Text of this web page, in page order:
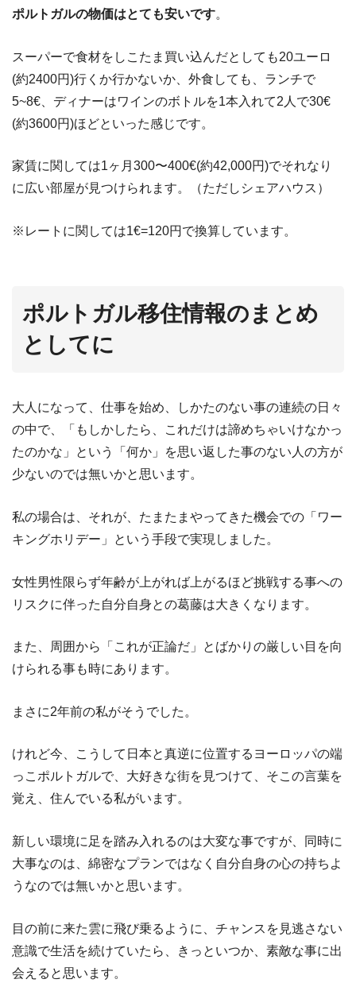
ポルトガルの物価はとても安いです。
スーパーで食材をしこたま買い込んだとしても20ユーロ
(約2400円)行くか行かないか、外食しても、ランチで
5~8€、ディナーはワインのボトルを1本入れて2人で30€
(約3600円)ほどといった感じです。
家賃に関しては1ヶ月300〜400€(約42,000円)でそれなり
に広い部屋が見つけられます。（ただしシェアハウス）
※レートに関しては1€=120円で換算しています。
ポルトガル移住情報のまとめ
としてに
大人になって、仕事を始め、しかたのない事の連続の日々
の中で、「もしかしたら、これだけは諦めちゃいけなかっ
たのかな」という「何か」を思い返した事のない人の方が
少ないのでは無いかと思います。
私の場合は、それが、たまたまやってきた機会での「ワー
キングホリデー」という手段で実現しました。
女性男性限らず年齢が上がれば上がるほど挑戦する事への
リスクに伴った自分自身との葛藤は大きくなります。
また、周囲から「これが正論だ」とばかりの厳しい目を向
けられる事も時にあります。
まさに2年前の私がそうでした。
けれど今、こうして日本と真逆に位置するヨーロッパの端
っこポルトガルで、大好きな街を見つけて、そこの言葉を
覚え、住んでいる私がいます。
新しい環境に足を踏み入れるのは大変な事ですが、同時に
大事なのは、綿密なプランではなく自分自身の心の持ちよ
うなのでは無いかと思います。
目の前に来た雲に飛び乗るように、チャンスを見逃さない
意識で生活を続けていたら、きっといつか、素敵な事に出
会えると思います。